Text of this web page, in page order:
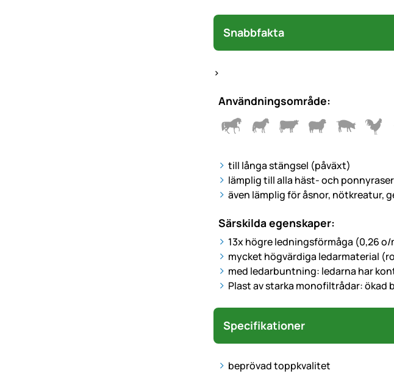
Snabbfakta
>
Användningsområde:
till långa stängsel (påväxt)
lämplig till alla häst- och ponnyraser
även lämplig för åsnor, nötkreatur,
Särskilda egenskaper:
13x högre ledningsförmåga (0,26
mycket högvärdiga ledarmaterial
med ledarbuntning: ledarna har
Plast av starka monofiltrådar:
Specifikationer
beprövad toppkvalitet